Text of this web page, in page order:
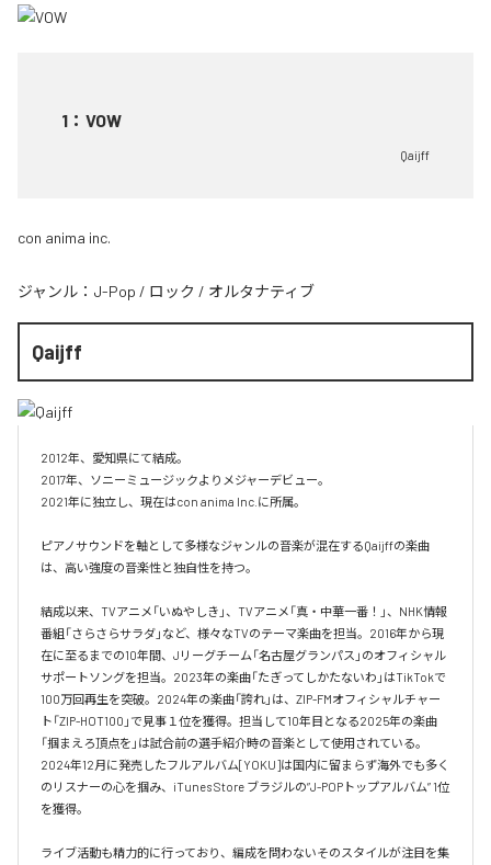
1 ： VOW
Qaijff
con anima inc.
ジャンル： J-Pop / ロック / オルタナティブ
Qaijff
2012年、愛知県にて結成。
2017年、ソニーミュージックよりメジャーデビュー。
2021年に独立し、現在はcon anima Inc.に所属。
ピアノサウンドを軸として多様なジャンルの音楽が混在するQaijffの楽曲
は、高い強度の音楽性と独自性を持つ。
結成以来、TVアニメ「いぬやしき」、TVアニメ「真・中華一番！」、NHK情報
番組「さらさらサラダ」など、様々なTVのテーマ楽曲を担当。2016年から現
在に至るまでの10年間、Jリーグチーム「名古屋グランパス」のオフィシャル
サポートソングを担当。2023年の楽曲「たぎってしかたないわ」はTikTokで
100万回再生を突破。2024年の楽曲「誇れ」は、ZIP-FMオフィシャルチャー
ト「ZIP-HOT100」で見事１位を獲得。担当して10年目となる2025年の楽曲
「掴まえろ頂点を」は試合前の選手紹介時の音楽として使用されている。
2024年12月に発売したフルアルバム[YOKU]は国内に留まらず海外でも多く
のリスナーの心を掴み、iTunes Store ブラジルの”J-POPトップアルバム” 1位
を獲得。
ライブ活動も精力的に行っており、編成を問わないそのスタイルが注目を集